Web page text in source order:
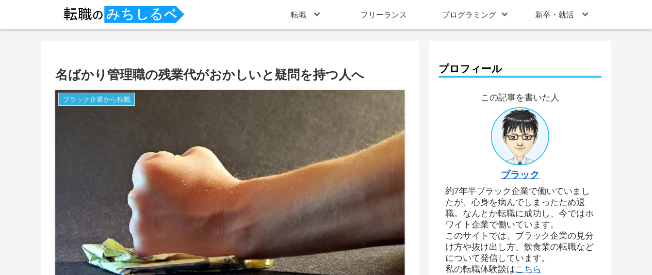
転職 フリーランス プログラミング 新卒・就活
名ばかり管理職の残業代がおかしいと疑問を持つ人へ
ブラック企業から転職
プロフィール
この記事を書いた人
ブラック
約7年半ブラック企業で働いていまし
たが、心身を病んでしまったため退
職。なんとか転職に成功し、今ではホ
ワイト企業で働いています。
このサイトでは、ブラック企業の見分
け方や抜け出し方、飲食業の転職など
について発信しています。
私の転職体験談はこちら